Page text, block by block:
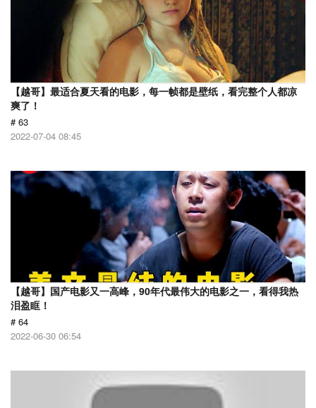
【越哥】最适合夏天看的电影，每一帧都是壁纸，看完整个人都凉
爽了！
# 63
2022-07-04 08:45
【越哥】国产电影又一高峰，90年代最伟大的电影之一，看得我热
泪盈眶！
# 64
2022-06-30 06:54